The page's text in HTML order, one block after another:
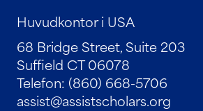
Huvudkontor i USA
68 Bridge Street, Suite 203
Suffield CT 06078
Telefon: (860) 668-5706
assist@assistscholars.org